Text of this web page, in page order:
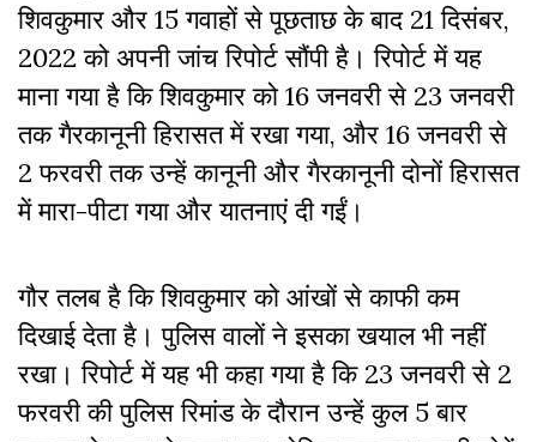
शिवकुमार और 15 गवाहों से पूछताछ के बाद 21 दिसंबर,
2022 को अपनी जांच रिपोर्ट सौंपी है। रिपोर्ट में यह
माना गया है कि शिवकुमार को 16 जनवरी से 23 जनवरी
तक गैरकानूनी हिरासत में रखा गया, और 16 जनवरी से
2 फरवरी तक उन्हें कानूनी और गैरकानूनी दोनों हिरासत
में मारा-पीटा गया और यातनाएं दी गईं।
गौर तलब है कि शिवकुमार को आंखों से काफी कम
दिखाई देता है। पुलिस वालों ने इसका खयाल भी नहीं
रखा। रिपोर्ट में यह भी कहा गया है कि 23 जनवरी से 2
फरवरी की पुलिस रिमांड के दौरान उन्हें कुल 5 बार